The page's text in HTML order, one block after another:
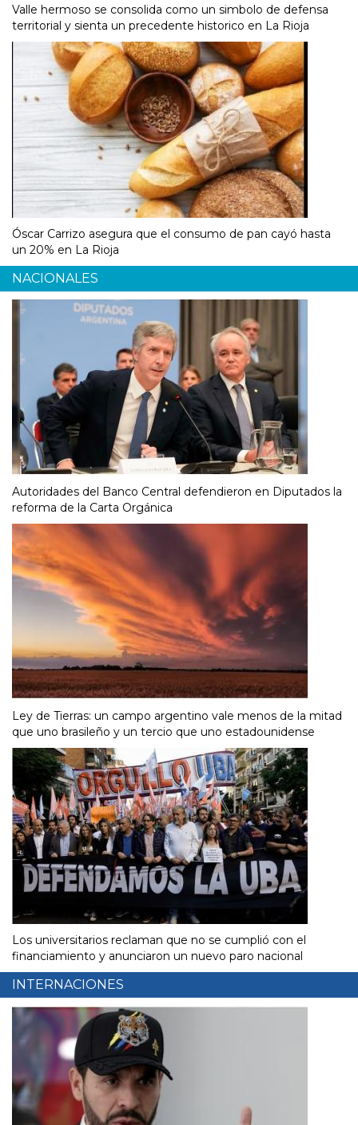
Valle hermoso se consolida como un simbolo de defensa
territorial y sienta un precedente historico en La Rioja
Óscar Carrizo asegura que el consumo de pan cayó hasta
un 20% en La Rioja
NACIONALES
Autoridades del Banco Central defendieron en Diputados la
reforma de la Carta Orgánica
Ley de Tierras: un campo argentino vale menos de la mitad
que uno brasileño y un tercio que uno estadounidense
Los universitarios reclaman que no se cumplió con el
financiamiento y anunciaron un nuevo paro nacional
INTERNACIONES